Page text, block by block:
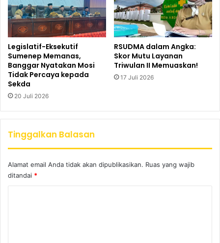
Legislatif-Eksekutif
Sumenep Memanas,
Banggar Nyatakan Mosi
Tidak Percaya kepada
Sekda
20 Juli 2026
RSUDMA dalam Angka:
Skor Mutu Layanan
Triwulan II Memuaskan!
17 Juli 2026
Tinggalkan Balasan
Alamat email Anda tidak akan dipublikasikan. Ruas yang wajib
ditandai *